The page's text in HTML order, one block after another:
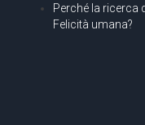
Perché la ricerca
Felicità umana?